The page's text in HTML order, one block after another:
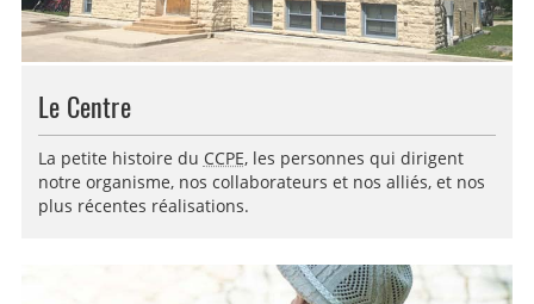
Le Centre
La petite histoire du CCPE, les personnes qui dirigent
notre organisme, nos collaborateurs et nos alliés, et nos
plus récentes réalisations.